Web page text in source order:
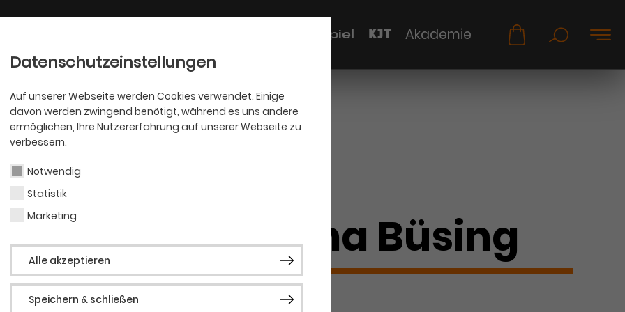
Datenschutzeinstellungen
Auf unserer Webseite werden Cookies verwendet. Einige
davon werden zwingend benötigt, während es uns andere
ermöglichen, Ihre Nutzererfahrung auf unserer Webseite zu
verbessern.
Notwendig
Statistik
Marketing
Alle akzeptieren
Speichern & schließen
Schauspiel KJT Akademie
Cosima Büsing